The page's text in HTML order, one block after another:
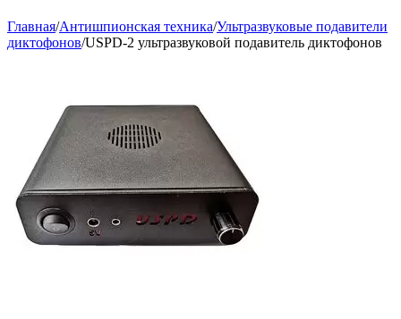
Главная/Антишпионская техника/Ультразвуковые подавители
диктофонов/USPD-2 ультразвуковой подавитель диктофонов